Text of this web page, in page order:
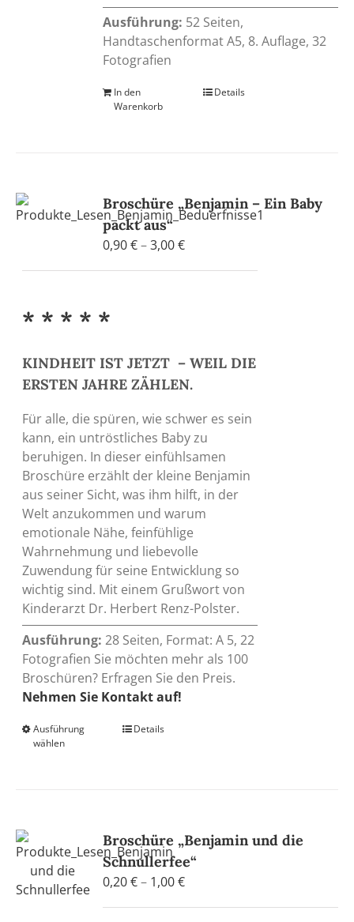
Ausführung: 52 Seiten,
Handtaschenformat A5, 8. Auflage, 32
Fotografien
In den
Warenkorb
Details
Broschüre „Benjamin – Ein Baby
packt aus“
0,90€–3,00€Preisspanne:
* * * * *
KINDHEIT IST JETZT – WEIL DIE
ERSTEN JAHRE ZÄHLEN.
Für alle, die spüren, wie schwer es sein
kann, ein untröstliches Baby zu
beruhigen. In dieser einfühlsamen
Broschüre erzählt der kleine Benjamin
aus seiner Sicht, was ihm hilft, in der
Welt anzukommen und warum
emotionale Nähe, feinfühlige
Wahrnehmung und liebevolle
Zuwendung für seine Entwicklung so
wichtig sind. Mit einem Grußwort von
Kinderarzt Dr. Herbert Renz-Polster.
Ausführung: 28 Seiten, Format: A 5, 22
Fotografien Sie möchten mehr als 100
Broschüren? Erfragen Sie den Preis.
Nehmen Sie Kontakt auf!
Ausführung
wählen
Dieses
Die
Optionen
können
Details
Broschüre „Benjamin und die
Schnullerfee“
0,20€– 1,00€Preisspanne: